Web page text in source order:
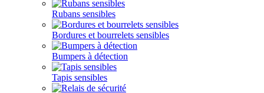
Rubans sensibles
Bordures et bourrelets sensibles
Bumpers à détection
Tapis sensibles